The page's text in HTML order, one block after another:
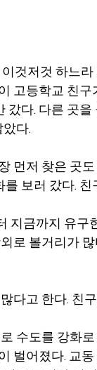
것저것 하느
고등학교 친
갔다. 다른 곳
다.
먼저 찾은 곳
를 보러 갔다.
지금까지 유구
로 볼거리가
다고 한다. 친
수도를 강화
벌어졌다. 교